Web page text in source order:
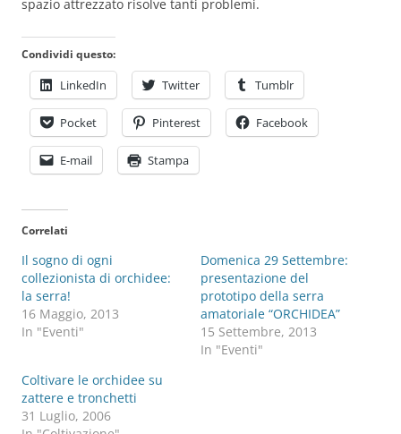
spazio attrezzato risolve tanti problemi.
Condividi questo:
LinkedIn Twitter Tumblr
Pocket Pinterest Facebook
E-mail Stampa
Correlati
Il sogno di ogni
collezionista di orchidee:
la serra!
16 Maggio, 2013
In "Eventi"
Domenica 29 Settembre:
presentazione del
prototipo della serra
amatoriale “ORCHIDEA”
15 Settembre, 2013
In "Eventi"
Coltivare le orchidee su
zattere e tronchetti
31 Luglio, 2006